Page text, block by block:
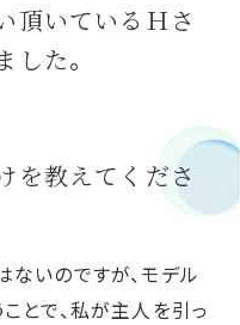
3583
頂いているＨさ
た。
を教えてくださ
いのですが、モデル
とで、私が主人を引っ